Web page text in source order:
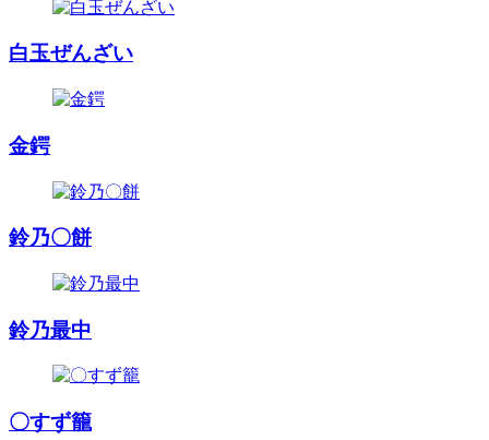
白玉ぜんざい
金鍔
鈴乃〇餅
鈴乃最中
〇すず籠